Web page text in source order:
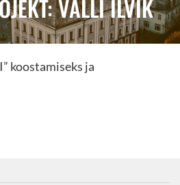
VALLI ILVIK
koostamiseks ja